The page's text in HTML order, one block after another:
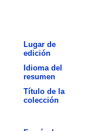
Lugar de
edición
Idioma del
resumen
Título de la
colección